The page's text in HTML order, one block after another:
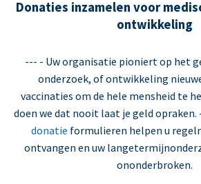
Donaties inzamelen voor
ontwikkeling
--- - Uw organisatie pioniert op het
onderzoek, of ontwikkeling
vaccinaties om de hele mensheid te
doen we dat nooit laat je geld opraken.
donatie formulieren helpen u
ontvangen en uw
ononderbroken.